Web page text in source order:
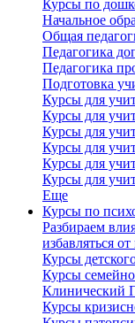
Курсы по
Начальное
Общая
Педагогика
Педагогика
Подготовка
Курсы для
Курсы для
Курсы для
Курсы для
Курсы для
Курсы для
Еще
Курсы по
Разбираем
избавляться
Курсы
Курсы
Клинический
Курсы